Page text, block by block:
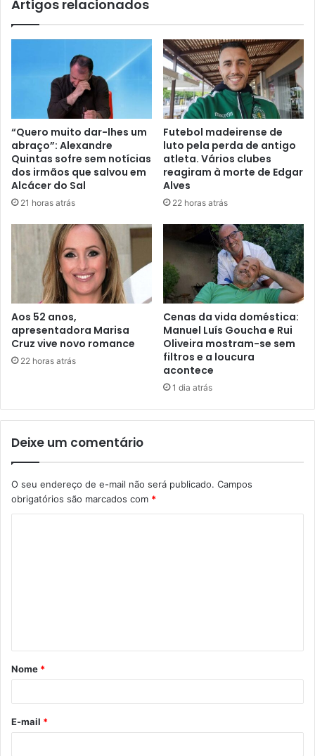
Artigos relacionados
“Quero muito dar-lhes um
abraço”: Alexandre
Quintas sofre sem notícias
dos irmãos que salvou em
Alcácer do Sal
21 horas atrás
Futebol madeirense de
luto pela perda de antigo
atleta. Vários clubes
reagiram à morte de Edgar
Alves
22 horas atrás
Aos 52 anos,
apresentadora Marisa
Cruz vive novo romance
22 horas atrás
Cenas da vida doméstica:
Manuel Luís Goucha e Rui
Oliveira mostram-se sem
filtros e a loucura
acontece
1 dia atrás
Deixe um comentário
O seu endereço de e-mail não será publicado. Campos
obrigatórios são marcados com *
á
r
*
Nome *
E-mail *